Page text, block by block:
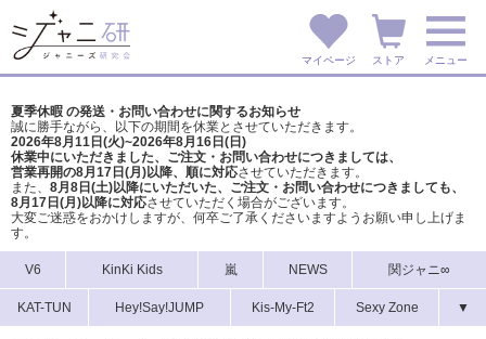
マイページ ストア メニュー
夏季休暇 の発送・お問い合わせに関するお知らせ
誠に勝手ながら、以下の期間を休業とさせていただきます。
2026年8月11日(火)~2026年8月16日(日)
休業中にいただきました、ご注文・お問い合わせにつきましては、
営業再開の8月17日(月)以降、順に対応させていただきます。
また、 8月8日(土)以降にいただいた、ご注文・ お問い合わせにつきましても、
8月17日(月)以降に対応させていただく場合がございます。
大変ご迷惑をおかけしますが、 何卒ご了承くださいますようお願い申し上げま
す。
V6 KinKi Kids 嵐 NEWS 関ジャニ∞
KAT-TUN Hey!Say!JUMP Kis-My-Ft2 Sexy Zone ▼